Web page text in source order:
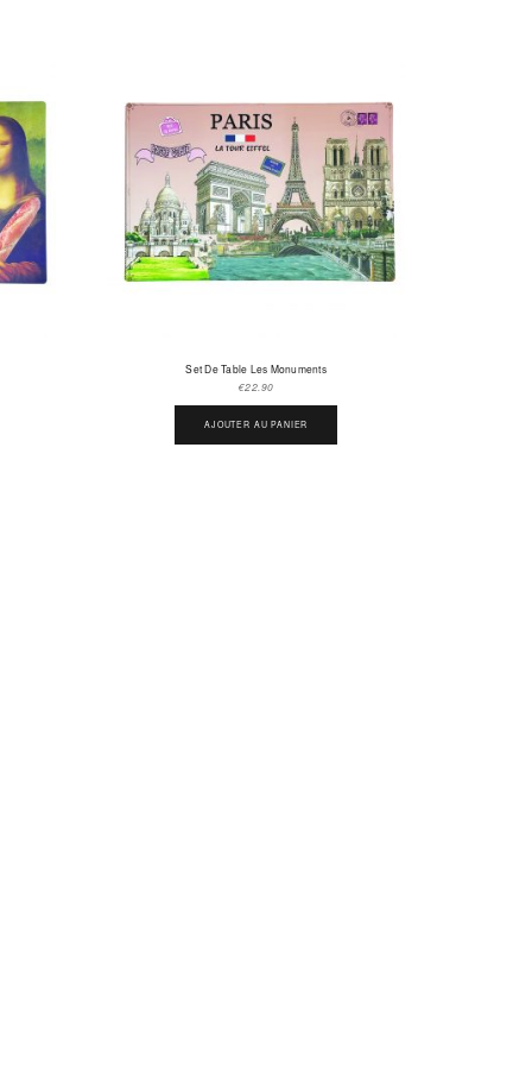
Set De Table Les Monuments
€22.90
AJOUTER AU PANIER